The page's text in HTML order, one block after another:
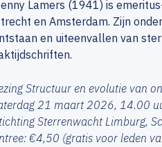
Lamers (1941) is
en Amsterdam. Zijn
en uiteenvallen van
Structuur en evolutie van
21 maart 2026, 14.00
Sterrenwacht Limburg,
€4,50 (gratis voor leden